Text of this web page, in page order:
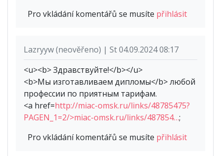
Pro vkládání komentářů se musíte přihlásit
Lazryyw (neověřeno) | St 04.09.2024 08:17
<u><b> Здравствуйте!</b></u>
<b>Мы изготавливаем дипломы</b> любой
профессии по приятным тарифам.
<a href=http://miac-omsk.ru/links/48785475?
PAGEN_1=2/>miac-omsk.ru/links/487854…;
Pro vkládání komentářů se musíte přihlásit